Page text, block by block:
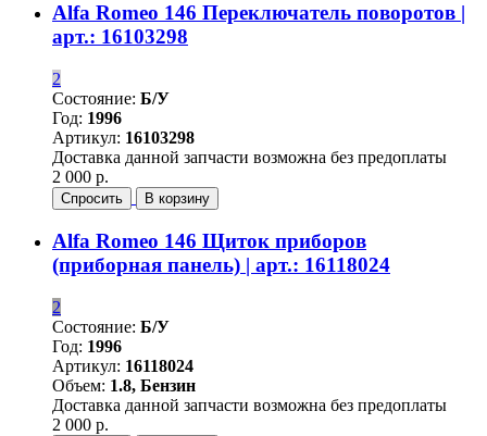
Alfa Romeo 146 Переключатель поворотов |
арт.: 16103298
2
Состояние: Б/У
Год: 1996
Артикул: 16103298
Доставка данной запчасти возможна без предоплаты
2 000 р.
Спросить В корзину
Alfa Romeo 146 Щиток приборов
(приборная панель) | арт.: 16118024
2
Состояние: Б/У
Год: 1996
Артикул: 16118024
Объем: 1.8, Бензин
Доставка данной запчасти возможна без предоплаты
2 000 р.